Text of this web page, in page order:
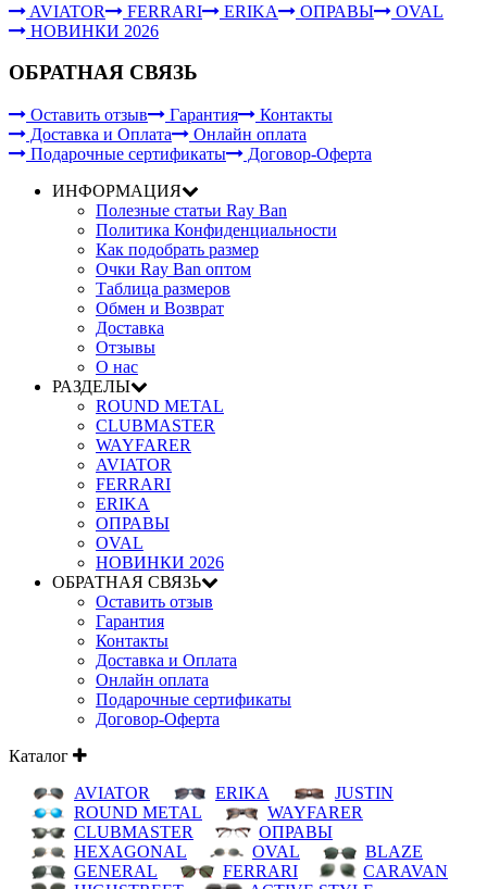
AVIATOR
FERRARI ERIKA ОПРАВЫ
OVAL
НОВИНКИ 2026
ОБРАТНАЯ СВЯЗЬ
Оставить отзыв Гарантия
Контакты
Доставка и Оплата
Онлайн оплата
Подарочные сертификаты
Договор-Оферта
ИНФОРМАЦИЯ
Полезные статьи Ray Ban
Политика Конфиденциальности
Как подобрать размер
Очки Ray Ban оптом
Таблица размеров
Обмен и Возврат
Доставка
Отзывы
О нас
РАЗДЕЛЫ
ROUND METAL
CLUBMASTER
WAYFARER
AVIATOR
FERRARI
ERIKA
ОПРАВЫ
OVAL
НОВИНКИ 2026
ОБРАТНАЯ СВЯЗЬ
Оставить отзыв
Гарантия
Контакты
Доставка и Оплата
Онлайн оплата
Подарочные сертификаты
Договор-Оферта
Каталог
AVIATOR
ERIKA
JUSTIN
ROUND METAL
WAYFARER
CLUBMASTER
ОПРАВЫ
HEXAGONAL
OVAL
BLAZE
GENERAL
FERRARI
CARAVAN